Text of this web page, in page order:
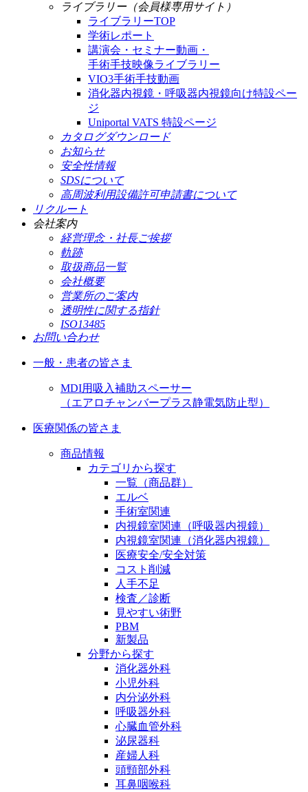
ライブラリー（会員様専用サイト）
ライブラリーTOP
学術レポート
講演会・セミナー動画・
手術手技映像ライブラリー
VIO3手術手技動画
消化器内視鏡・呼吸器内視鏡向け特設ペー
ジ
Uniportal VATS 特設ページ
カタログダウンロード
お知らせ
安全性情報
SDSについて
高周波利用設備許可申請書について
リクルート
会社案内
経営理念・社長ご挨拶
軌跡
取扱商品一覧
会社概要
営業所のご案内
透明性に関する指針
ISO13485
お問い合わせ
一般・患者の皆さま
MDI用吸入補助スペーサー
（エアロチャンバープラス静電気防止型）
医療関係の皆さま
商品情報
カテゴリから探す
一覧（商品群）
エルベ
手術室関連
内視鏡室関連（呼吸器内視鏡）
内視鏡室関連（消化器内視鏡）
医療安全/安全対策
コスト削減
人手不足
検査／診断
見やすい術野
PBM
新製品
分野から探す
消化器外科
小児外科
内分泌外科
呼吸器外科
心臓血管外科
泌尿器科
産婦人科
頭頸部外科
耳鼻咽喉科